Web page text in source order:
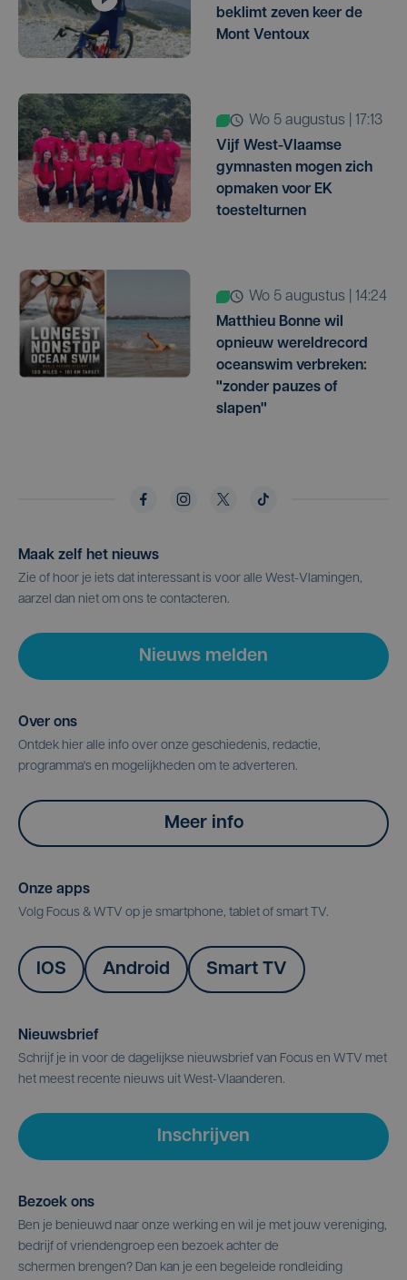
beklimt zeven keer de
Mont Ventoux
wo 5 augustus | 17:13
Vijf West-Vlaamse
gymnasten mogen zich
opmaken voor EK
toestelturnen
wo 5 augustus | 14:24
Matthieu Bonne wil
opnieuw wereldrecord
oceanswim verbreken:
"zonder pauzes of
slapen"
Maak zelf het nieuws
Zie of hoor je iets dat interessant is voor alle West-Vlamingen,
aarzel dan niet om ons te contacteren.
Nieuws melden
Over ons
Ontdek hier alle info over onze geschiedenis, redactie,
programma's en mogelijkheden om te adverteren.
Meer info
Onze apps
Volg Focus & WTV op je smartphone, tablet of smart TV.
IOS Android Smart TV
Nieuwsbrief
Schrijf je in voor de dagelijkse nieuwsbrief van Focus en WTV met
het meest recente nieuws uit West-Vlaanderen.
Inschrijven
Bezoek ons
Ben je benieuwd naar onze werking en wil je met jouw vereniging,
bedrijf of vriendengroep een bezoek achter de
schermen brengen? Dan kan je een begeleide rondleiding